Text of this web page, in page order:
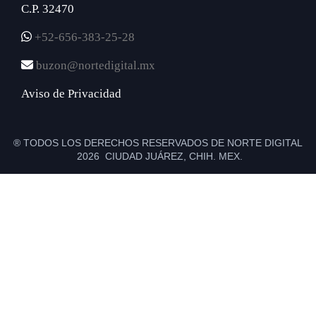
C.P. 32470
+52-656-383-25-28
buzon@nortedigital.mx
Aviso de Privacidad
® TODOS LOS DERECHOS RESERVADOS DE NORTE DIGITAL
2026 CIUDAD JUÁREZ, CHIH. MEX.